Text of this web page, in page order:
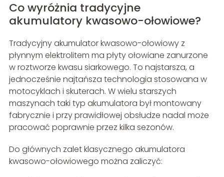
Co wyróżnia tradycyjne
akumulatory kwasowo-ołowiowe?
Tradycyjny akumulator kwasowo-ołowiowy z
płynnym elektrolitem ma płyty ołowiane zanurzone
w roztworze kwasu siarkowego. To najstarsza, a
jednocześnie najtańsza technologia stosowana w
motocyklach i skuterach. W wielu starszych
maszynach taki typ akumulatora był montowany
fabrycznie i przy prawidłowej obsłudze nadal może
pracować poprawnie przez kilka sezonów.
Do głównych zalet klasycznego akumulatora
kwasowo-ołowiowego można zaliczyć: